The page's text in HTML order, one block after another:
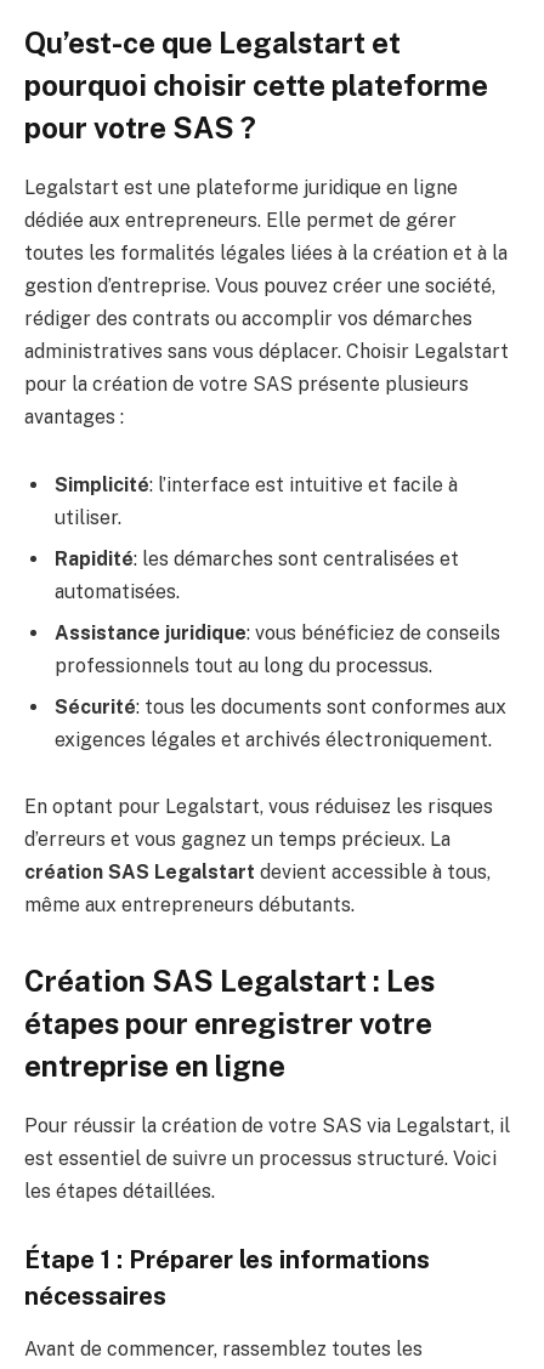
Qu’est-ce que Legalstart et
pourquoi choisir cette plateforme
pour votre SAS ?
Legalstart est une plateforme juridique en ligne
dédiée aux entrepreneurs. Elle permet de gérer
toutes les formalités légales liées à la création et à la
gestion d’entreprise. Vous pouvez créer une société,
rédiger des contrats ou accomplir vos démarches
administratives sans vous déplacer. Choisir Legalstart
pour la création de votre SAS présente plusieurs
avantages :
Simplicité: l’interface est intuitive et facile à
utiliser.
Rapidité: les démarches sont centralisées et
automatisées.
Assistance juridique: vous bénéficiez de conseils
professionnels tout au long du processus.
Sécurité: tous les documents sont conformes aux
exigences légales et archivés électroniquement.
En optant pour Legalstart, vous réduisez les risques
d’erreurs et vous gagnez un temps précieux. La
création SAS Legalstart devient accessible à tous,
même aux entrepreneurs débutants.
Création SAS Legalstart : Les
étapes pour enregistrer votre
entreprise en ligne
Pour réussir la création de votre SAS via Legalstart, il
est essentiel de suivre un processus structuré. Voici
les étapes détaillées.
Étape 1 : Préparer les informations
nécessaires
Avant de commencer, rassemblez toutes les